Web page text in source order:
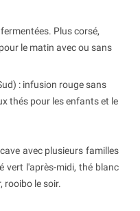
Plus corsé,
le matin avec ou sans
: infusion rouge sans
thés pour les enfants et le
avec plusieurs familles
vert l'après-midi, thé blanc
rooibo le soir.